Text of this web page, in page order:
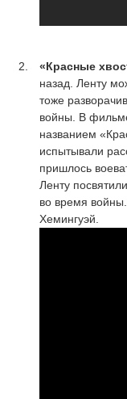
«Красные
назад. Ленту
тоже
войны. В
названием
испытывали
пришлось
Ленту
во время
Хемингуэй.